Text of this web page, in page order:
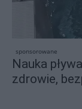
sponsorowane
Nauka
zdrowie,